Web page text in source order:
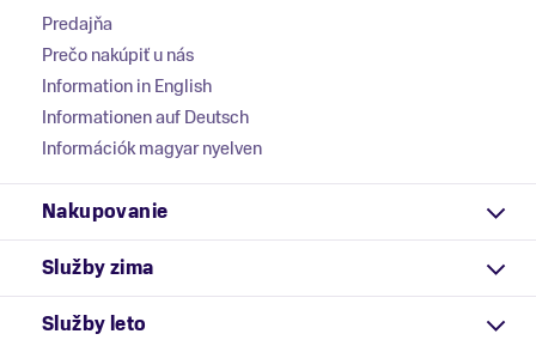
Predajňa
Prečo nakúpiť u nás
Information in English
Informationen auf Deutsch
Információk magyar nyelven
Nakupovanie
Služby zima
Služby leto